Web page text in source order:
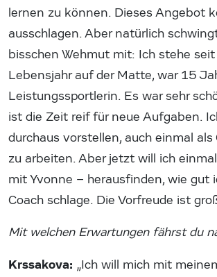
lernen zu können. Dieses Angebot
ausschlagen. Aber natürlich
bisschen Wehmut mit: Ich stehe
Lebensjahr auf der Matte, war 15
Leistungssportlerin. Es war sehr
ist die Zeit reif für neue Aufgaben.
durchaus vorstellen, auch einmal
zu arbeiten. Aber jetzt will ich
mit Yvonne – herausfinden, wie gut
Coach schlage. Die Vorfreude ist
Mit welchen Erwartungen fährst du
Krssakova: „Ich will mich mit